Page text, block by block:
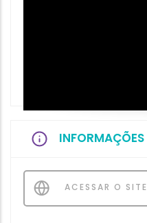
INFORMAÇÕES
ACESSAR O SITE